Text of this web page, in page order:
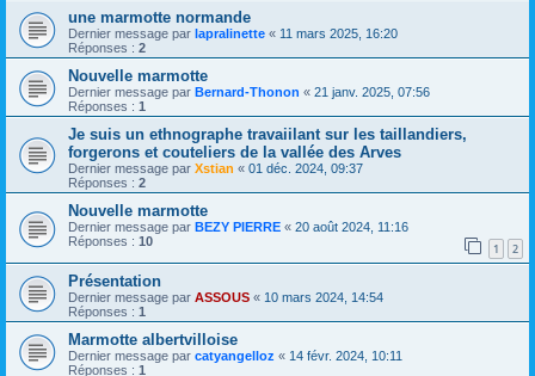
une marmotte normande
Dernier message par lapralinette « 11 mars 2025, 16:20
Réponses : 2
Nouvelle marmotte
Dernier message par Bernard-Thonon « 21 janv. 2025, 07:56
Réponses : 1
Je suis un ethnographe travaiilant sur les taillandiers,
forgerons et couteliers de la vallée des Arves
Dernier message par Xstian « 01 déc. 2024, 09:37
Réponses : 2
Nouvelle marmotte
Dernier message par BEZY PIERRE « 20 août 2024, 11:16
Réponses : 10 1 2
Présentation
Dernier message par ASSOUS « 10 mars 2024, 14:54
Réponses : 1
Marmotte albertvilloise
Dernier message par catyangelloz « 14 févr. 2024, 10:11
Réponses : 1